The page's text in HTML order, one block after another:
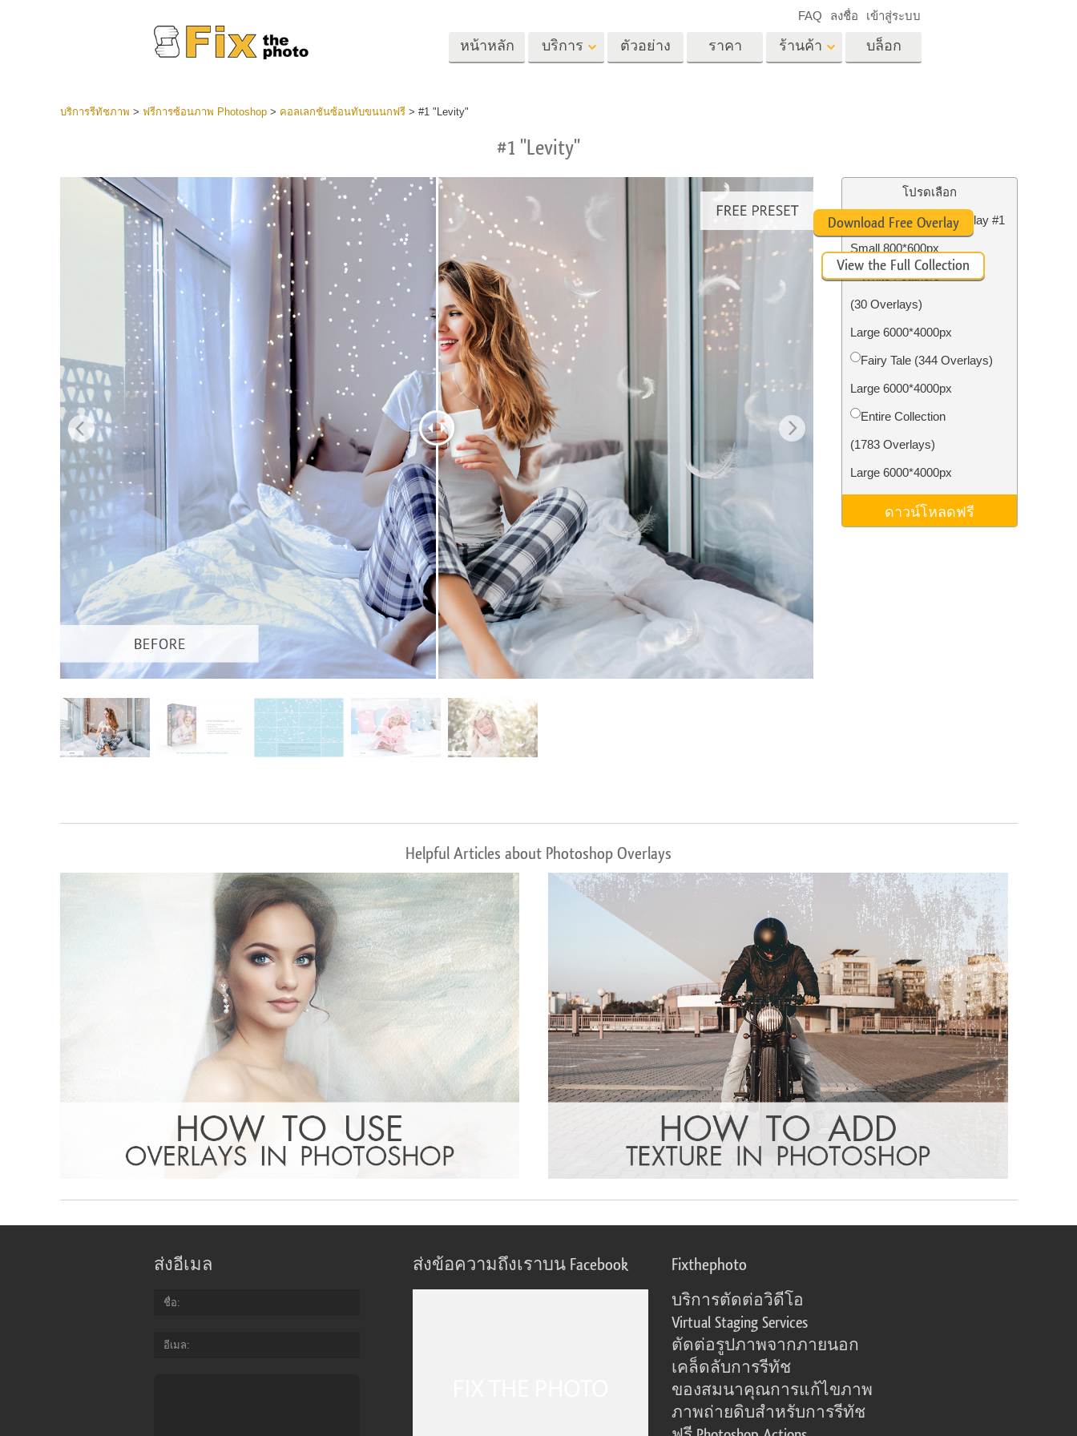
หน้าหลัก บริการ
อสังหาริมทรัพย์
บริการแก้ไขภาพงาน
โมเดลเสื้อผ้าที่สร้างโดย AI การจัดการรูปภาพ ถ่ายรูปเป็นบริการ
บริการรีทัชสินค้า บริการรีทัชเครื่องประดับ ข้อมูลการฝึกอบรม AI
ตัวอย่าง ราคา ร้านค้า
Lightroom
คอลเลคชันที่ตั้งไว้ล่วง
หน้า LR ทั้งชุด
พรีเซ็ตข้อเสนอที่ดีที่สุด
คอลเลกชันมือถือ
Photoshop Actions
Photoshop Textures
Ps Actions คอลเลกชัน
Ps ซ้อนทับคอลเลกชัน
ทั้งหมด
การ์ดวันวาเลนไทน์
คำเชิญงานแต่งงาน
คำเชิญวันเกิดของเด็ก
บล็อก
FAQ ลงชื่อ เข้าสู่ระบบ
บริการรีทัชภาพ > ฟรีการซ้อนภาพ Photoshop> คอลเลกชันซ้อนทับขนนกฟรี> #1 "Levity"
#1 "Levity"
โปรดเลือก
Free Photoshop Overlay #1
Small 800*600px
White Feathers
(30 Overlays)
Large 6000*4000px
Fairy Tale (344 Overlays)
Large 6000*4000px
Entire Collection
(1783 Overlays)
Large 6000*4000px
ดาวน์โหลดฟรี
Download Free Overlay
View the Full Collection
Helpful Articles about Photoshop Overlays
ส่งอีเมล
ชื่อ
อีเมล
ส่งข้อความถึงเราบน Facebook Fixthephoto
บริการตัดต่อวิดีโอ
Virtual Staging Services
ตัดต่อรูปภาพจากภายนอก
เคล็ดลับการรีทัช
ของสมนาคุณการแก้ไขภาพ
ภาพถ่ายดิบสำหรับการรีทัช